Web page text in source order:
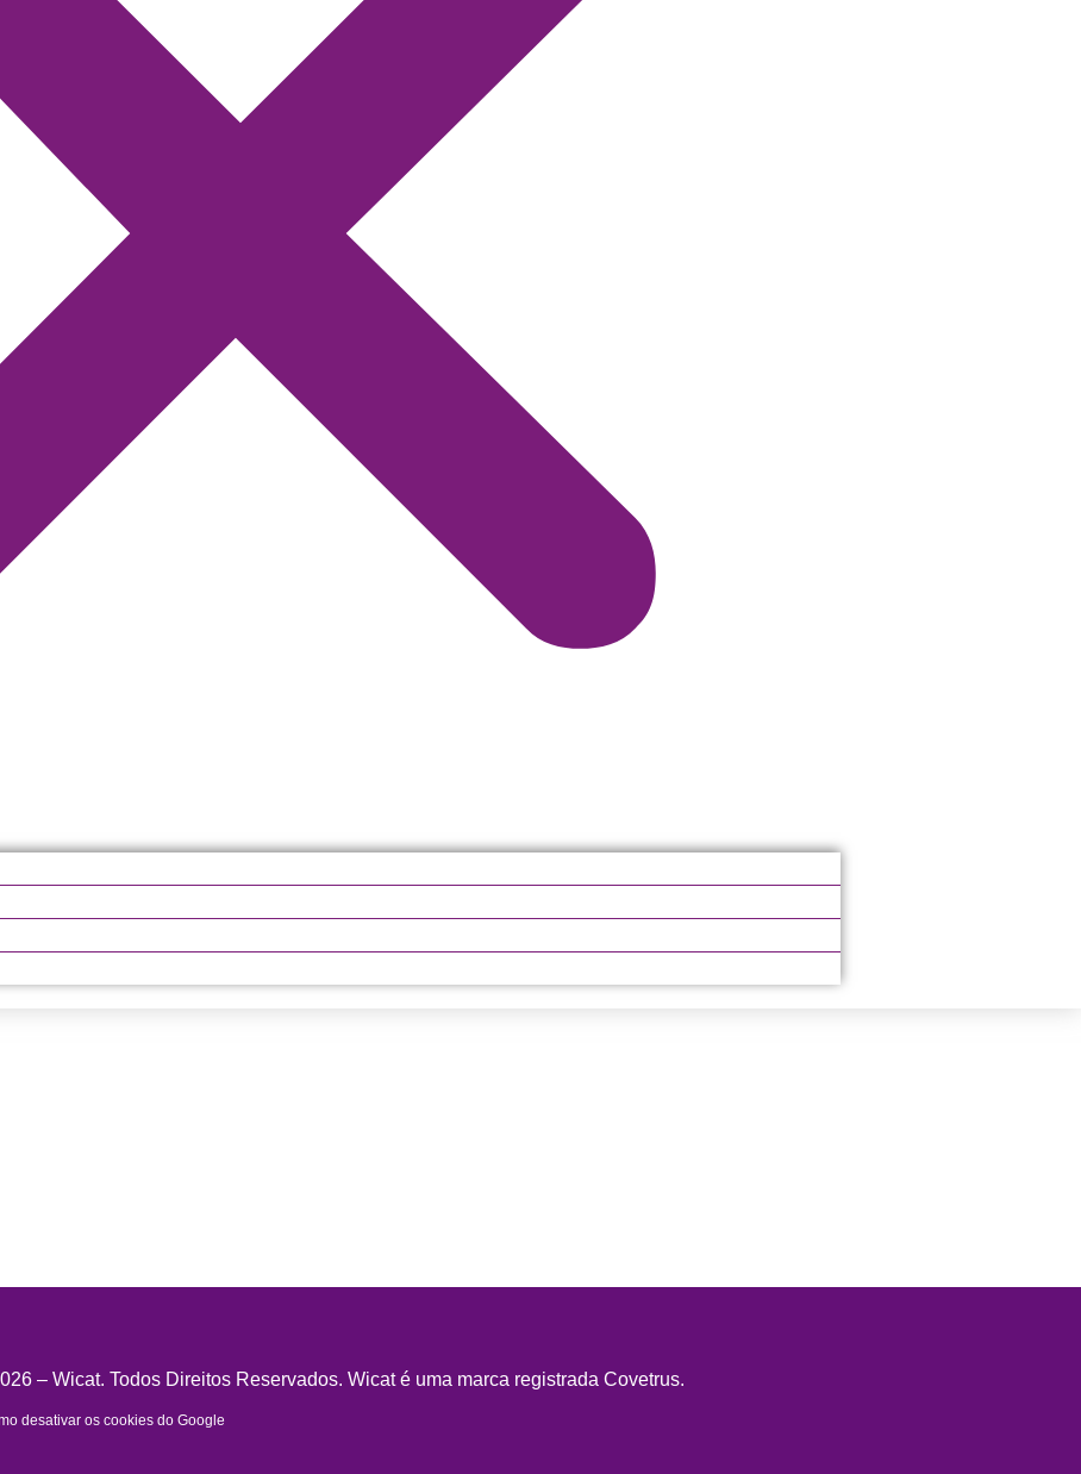
– Wicat. Todos Direitos Reservados. Wicat é uma marca registrada Covetrus.
desativar os cookies do Google